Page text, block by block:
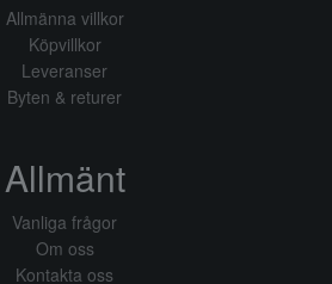
Allmänna villkor
Köpvillkor
Leveranser
Byten & returer
Allmänt
Vanliga frågor
Om oss
Kontakta oss